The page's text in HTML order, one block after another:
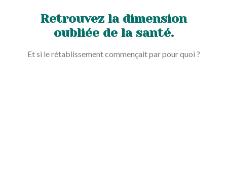
Retrouvez la dimension
oubliée de la santé.
Et si le rétablissement commençait par pour quoi ?